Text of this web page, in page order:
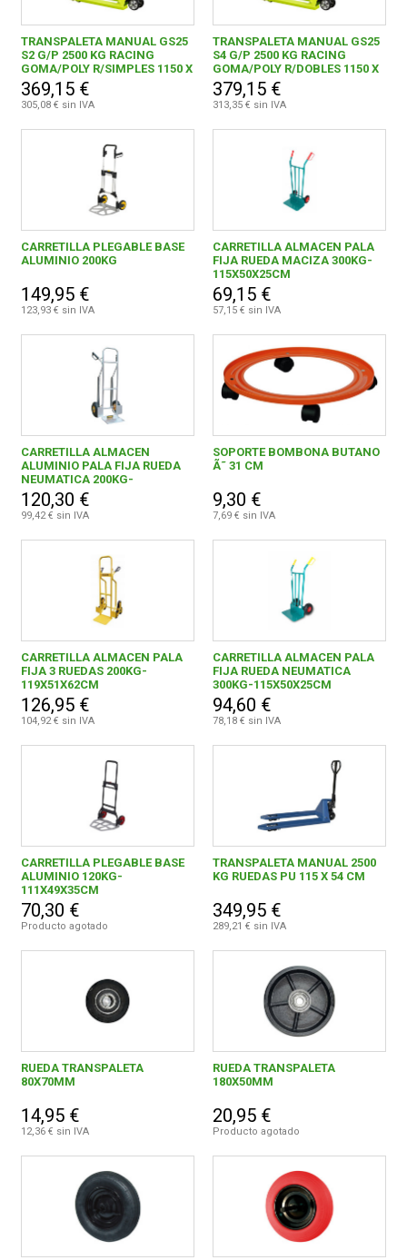
TRANSPALETA MANUAL GS25
S2 G/P 2500 KG RACING
GOMA/POLY R/SIMPLES 1150 X
525
369,15 €
305,08 € sin IVA
TRANSPALETA MANUAL GS25
S4 G/P 2500 KG RACING
GOMA/POLY R/DOBLES 1150 X
525
379,15 €
313,35 € sin IVA
CARRETILLA PLEGABLE BASE
ALUMINIO 200KG
149,95 €
123,93 € sin IVA
CARRETILLA ALMACEN PALA
FIJA RUEDA MACIZA 300KG-
115X50X25CM
69,15 €
57,15 € sin IVA
CARRETILLA ALMACEN
ALUMINIO PALA FIJA RUEDA
NEUMATICA 200KG-
117X30X46CM
120,30 €
99,42 € sin IVA
SOPORTE BOMBONA BUTANO
Ã˜ 31 CM
9,30 €
7,69 € sin IVA
CARRETILLA ALMACEN PALA
FIJA 3 RUEDAS 200KG-
119X51X62CM
126,95 €
104,92 € sin IVA
CARRETILLA ALMACEN PALA
FIJA RUEDA NEUMATICA
300KG-115X50X25CM
94,60 €
78,18 € sin IVA
CARRETILLA PLEGABLE BASE
ALUMINIO 120KG-
111X49X35CM
70,30 €
Producto agotado
TRANSPALETA MANUAL 2500
KG RUEDAS PU 115 X 54 CM
349,95 €
289,21 € sin IVA
RUEDA TRANSPALETA
80X70MM
14,95 €
12,36 € sin IVA
RUEDA TRANSPALETA
180X50MM
20,95 €
Producto agotado